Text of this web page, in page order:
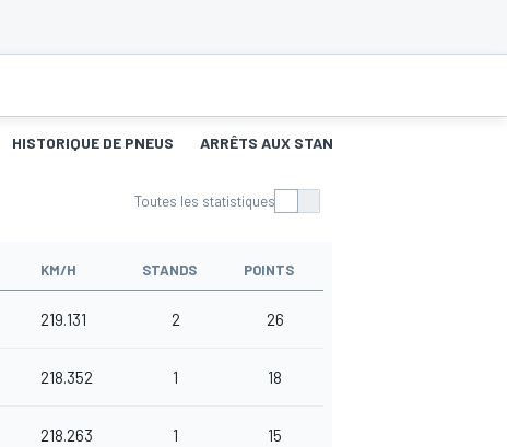
HISTORIQUE DE PNEUS ARRÊTS AUX STANDS
Toutes les statistiques
KM/H STANDS POINTS
219.131 2 26
218.352 1 18
218.263 1 15